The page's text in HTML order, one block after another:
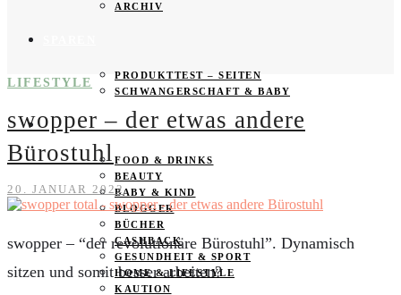
ARCHIV
PRODUKTTEST – SEITEN
SCHWANGERSCHAFT & BABY
PRODUKTTESTER GESUCHT
FOOD & DRINKS
BEAUTY
BABY & KIND
BLOGGER
BÜCHER
CASHBACK
GESUNDHEIT & SPORT
HOME & LIFESTYLE
KAUTION
LIFESTYLE
swopper – der etwas andere
Bürostuhl
20. JANUAR 2022
swopper – “der revolutionäre Bürostuhl”. Dynamisch
sitzen und somit besser arbeiten?